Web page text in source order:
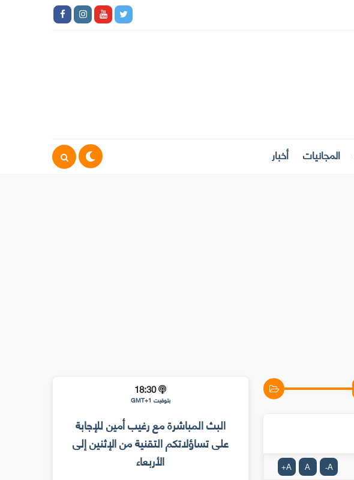
المجانيات أخبار
A
-
A
A
+
18:30
بتوقيت GMT+1
البث المباشرة مع رغيب أمين للإجابة
على تساؤلاتكم التقنية من الإثنين إلى
الأربعاء